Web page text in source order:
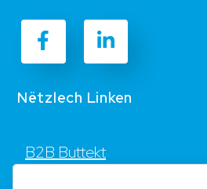
Nëtzlech Linken
B2B Buttekt